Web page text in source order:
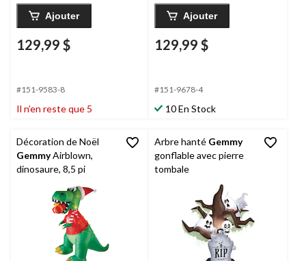
Ajouter
129,99 $
#151-9583-8
Il n’en reste que 5
Ajouter
129,99 $
#151-9678-4
10 En Stock
Décoration de Noël
GemmyAirblown,
dinosaure, 8,5 pi
Arbre hanté Gemmy
gonflable avec pierre
tombale